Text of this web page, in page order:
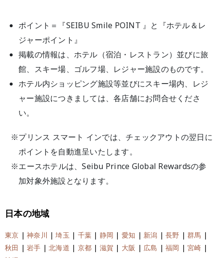
ポイント＝『SEIBU Smile POINT 』と『ホテル＆レ
ジャーポイント』
掲載の情報は、ホテル（宿泊・レストラン）並びに旅
館、スキー場、ゴルフ場、レジャー施設のものです。
ホテル内ショッピング施設等並びにスキー場内、レジ
ャー施設につきましては、各店舗にお問合せくださ
い。
※プリンス スマート インでは、チェックアウトの翌日に
ポイントを自動進呈いたします。
※エースホテルは、Seibu Prince Global Rewardsの参
加対象外施設となります。
日本の地域
東京 |神奈川 |埼玉 | 千葉 | 静岡 | 愛知 | 新潟 |長野 |群馬 |
秋田 |岩手 |北海道 | 京都 | 滋賀 | 大阪 | 広島 |福岡 |宮崎 |